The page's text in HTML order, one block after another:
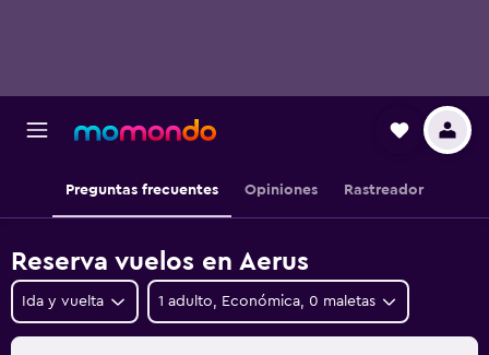
Preguntas frecuentes Opiniones Rastreador
Reserva vuelos en Aerus
Ida y vuelta 1 adulto, Económica, 0 maletas